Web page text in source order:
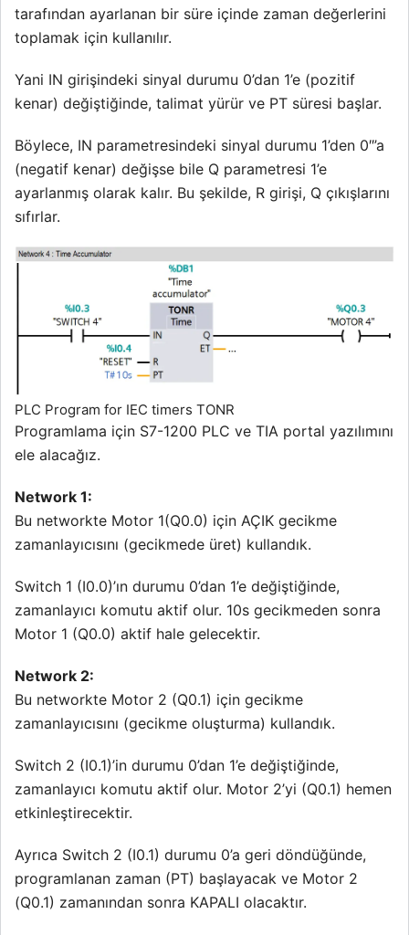
tarafından ayarlanan bir süre içinde zaman değerlerini
toplamak için kullanılır.
Yani IN girişindeki sinyal durumu 0’dan 1’e (pozitif
kenar) değiştiğinde, talimat yürür ve PT süresi başlar.
Böylece, IN parametresindeki sinyal durumu 1’den 0″’a
(negatif kenar) değişse bile Q parametresi 1’e
ayarlanmış olarak kalır. Bu şekilde, R girişi, Q çıkışlarını
sıfırlar.
PLC Program for IEC timers TONR
Programlama için S7-1200 PLC ve TIA portal yazılımını
ele alacağız.
Network 1:
Bu networkte Motor 1(Q0.0) için AÇIK gecikme
zamanlayıcısını (gecikmede üret) kullandık.
Switch 1 (I0.0)’ın durumu 0’dan 1’e değiştiğinde,
zamanlayıcı komutu aktif olur. 10s gecikmeden sonra
Motor 1 (Q0.0) aktif hale gelecektir.
Network 2:
Bu networkte Motor 2 (Q0.1) için gecikme
zamanlayıcısını (gecikme oluşturma) kullandık.
Switch 2 (I0.1)’in durumu 0’dan 1’e değiştiğinde,
zamanlayıcı komutu aktif olur. Motor 2’yi (Q0.1) hemen
etkinleştirecektir.
Ayrıca Switch 2 (I0.1) durumu 0’a geri döndüğünde,
programlanan zaman (PT) başlayacak ve Motor 2
(Q0.1) zamanından sonra KAPALI olacaktır.